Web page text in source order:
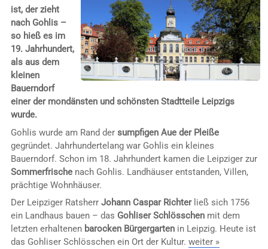
ist, der zieht
nach Gohlis –
so hieß es im
19. Jahrhundert,
als aus dem
kleinen
Bauerndorf
einer der mondänsten und schönsten Stadtteile Leipzigs
wurde.
Gohlis wurde am Rand der sumpfigen Aue der Pleiße
gegründet. Jahrhundertelang war Gohlis ein kleines
Bauerndorf. Schon im 18. Jahrhundert kamen die Leipziger zur
Sommerfrischenach Gohlis. Landhäuser entstanden, Villen,
prächtige Wohnhäuser.
Der Leipziger Ratsherr Johann Caspar Richterließ sich 1756
ein Landhaus bauen – das Gohliser Schlösschenmit dem
letzten erhaltenen barocken Bürgergartenin Leipzig. Heute ist
das Gohliser Schlösschen ein Ort der Kultur. weiter »